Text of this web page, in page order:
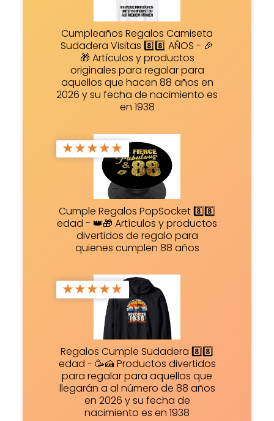
Cumpleaños Regalos Camiseta
Sudadera Visitas 8️⃣8️⃣ AÑOS - 🎉
🎁 Artículos y productos
originales para regalar para
aquellos que hacen 88 años en
2026 y su fecha de nacimiento es
en 1938
★★★★★
Cumple Regalos PopSocket 8️⃣8️⃣
edad - 👑🎁 Artículos y productos
divertidos de regalo para
quienes cumplen 88 años
★★★★★
Regalos Cumple Sudadera 8️⃣8️⃣
edad - 🥳🍰 Productos divertidos
para regalar para aquellos que
llegarán a al número de 88 años
en 2026 y su fecha de
nacimiento es en 1938